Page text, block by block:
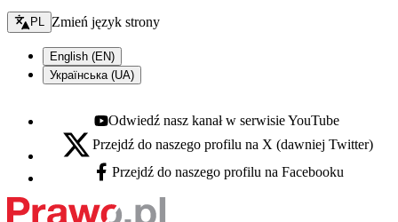
Zmień język - bieżący:
PL Zmień język strony
English (EN)
Українська (UA)
Youtube - otwiera się w nowej karcie
Odwiedź nasz kanał w serwisie YouTube
X - otwiera się w nowej karcie
Przejdź do naszego profilu na X (dawniej Twitter)
Facebook - otwiera się w nowej karcie
Przejdź do naszego profilu na Facebooku